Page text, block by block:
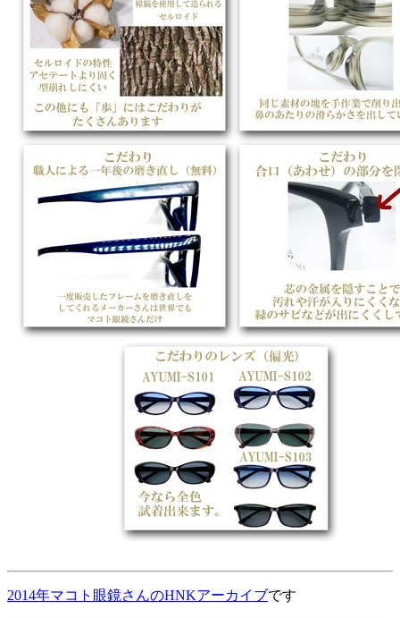
2014年マコト眼鏡さんのHNKアーカイブです